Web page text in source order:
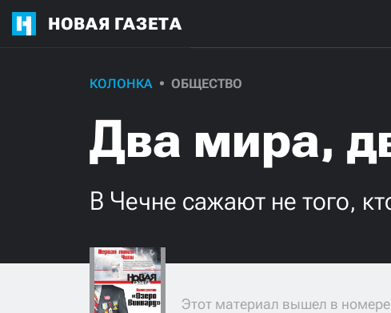
НОВАЯ ГАЗЕТА
КОЛОНКА ОБЩЕСТВО
Два мира,
В Чечне сажают не того,
Этот материал вышел в